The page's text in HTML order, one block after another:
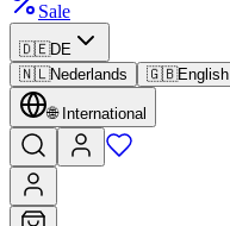
Sale
🇩🇪DE
🇳🇱Nederlands 🇬🇧English
🌐 International